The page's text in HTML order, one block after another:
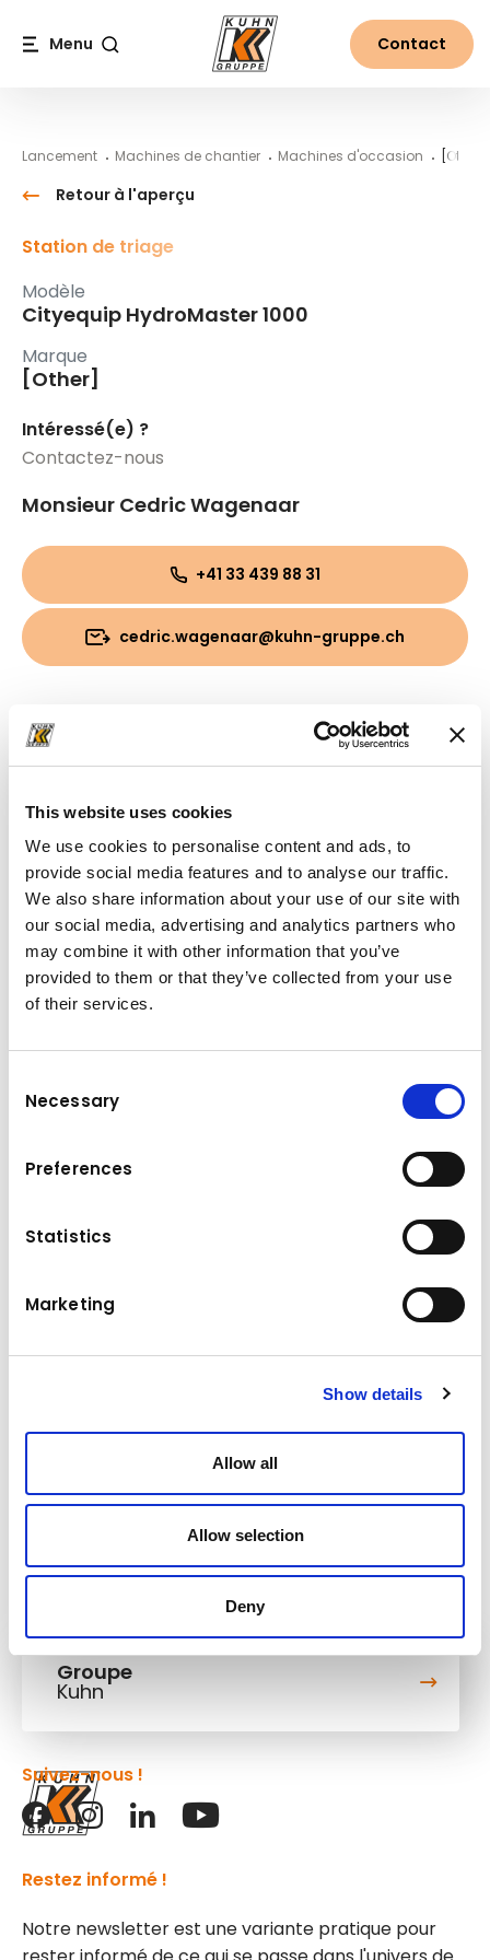
This website uses cookies
We use cookies to personalise content and ads, to
provide social media features and to analyse our traffic.
We also share information about your use of our site with
our social media, advertising and analytics partners who
may combine it with other information that you’ve
provided to them or that they’ve collected from your use
of their services.
Selection
Necessary
Preferences
Statistics
Marketing
Show details
Allow all
Allow selection
Deny
Cityequip HydroMaster 1000
Menu Contact
Lancement Machines de chantier Machines d'occasion
Marque
[Other]
Modèle
Cityequip HydroMaster
1000
Année de construction
2020
Retour à l'aperçu
Station de triage
Modèle
Cityequip HydroMaster 1000
Marque
[Other]
Intéressé(e) ?
Contactez-nous
Monsieur Cedric Wagenaar
+41 33 439 88 31
cedric.wagenaar@kuhn-gruppe.ch
Groupe
Kuhn
Restez informé !
Notre newsletter est une variante pratique pour
Suivez-nous !